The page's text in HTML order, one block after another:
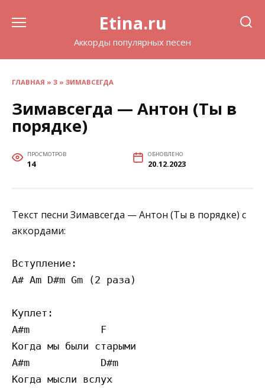
Etina.ru
Аккорды популярных песен
ГЛАВНАЯ » З » ЗИМАВСЕГДА
Зимавсегда — Антон (Ты в
порядке)
ПРОСМОТРОВ
14
ОБНОВЛЕНО
20.12.2023
Текст песни Зимавсегда — Антон (Ты в порядке) с
аккордами:
Вступление:
A# Am D#m Gm (2 раза)
Куплет:
A#m            F
Когда мы были старыми
A#m            D#m
Когда мысли вслух